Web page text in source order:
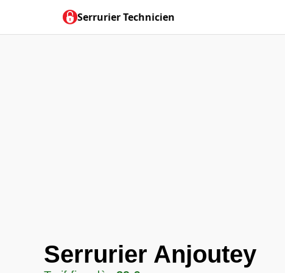
Serrurier Technicien
Serrurier Anjoutey